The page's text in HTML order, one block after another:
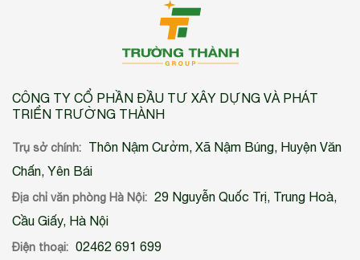
CÔNG TY CỔ PHẦN ĐẦU TƯ XÂY DỰNG VÀ PHÁT
TRIỂN TRƯỜNG THÀNH
Trụ sở chính:
Thôn Nậm Cưởm, Xã Nậm Búng, Huyện Văn
Chấn, Yên Bái
Địa chỉ văn phòng Hà Nội: 29 Nguyễn Quốc Trị, Trung Hoà,
Cầu Giấy, Hà Nội
Điện thoại: 02462 691 699